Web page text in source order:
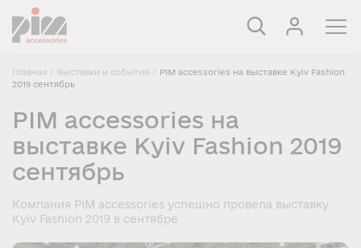
Главная / Выставки и события / PIM accessories на выставке Kyiv Fashion
2019 сентябрь
PIM accessories на
выставке Kyiv Fashion 2019
сентябрь
Компания PIM accessories успешно провела выставку
Kyiv Fashion 2019 в сентябре